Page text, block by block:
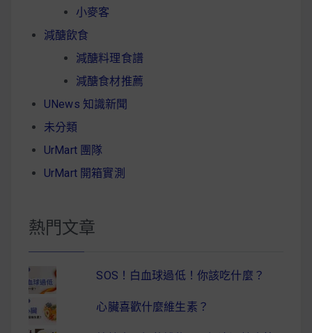
小麥客
減醣飲食
減醣料理食譜
減醣食材推薦
UNews 知識新聞
未分類
UrMart 團隊
UrMart 開箱實測
熱門文章
SOS！白血球過低！你該吃什麼？
心臟喜歡什麼維生素？